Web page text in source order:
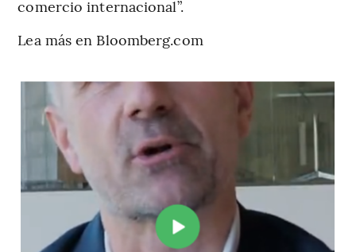
comercio internacional”.
Lea más en Bloomberg.com